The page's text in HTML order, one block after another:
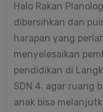
Halo Rakan
dibersihkan dan
harapan yang
menyelesaikan
pendidikan di
SDN 4. agar ruang
anak bisa